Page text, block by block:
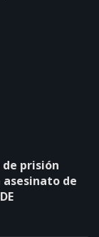
de prisión
de